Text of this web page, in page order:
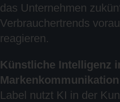
das Unternehmen
Verbrauchertrends
reagieren.
Künstliche Intelligenz
Label nutzt KI in der